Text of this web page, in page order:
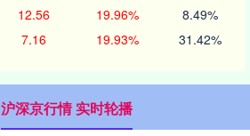
12.56 19.96% 8.49%
7.16 19.93% 31.42%
沪深京行情 实时轮播